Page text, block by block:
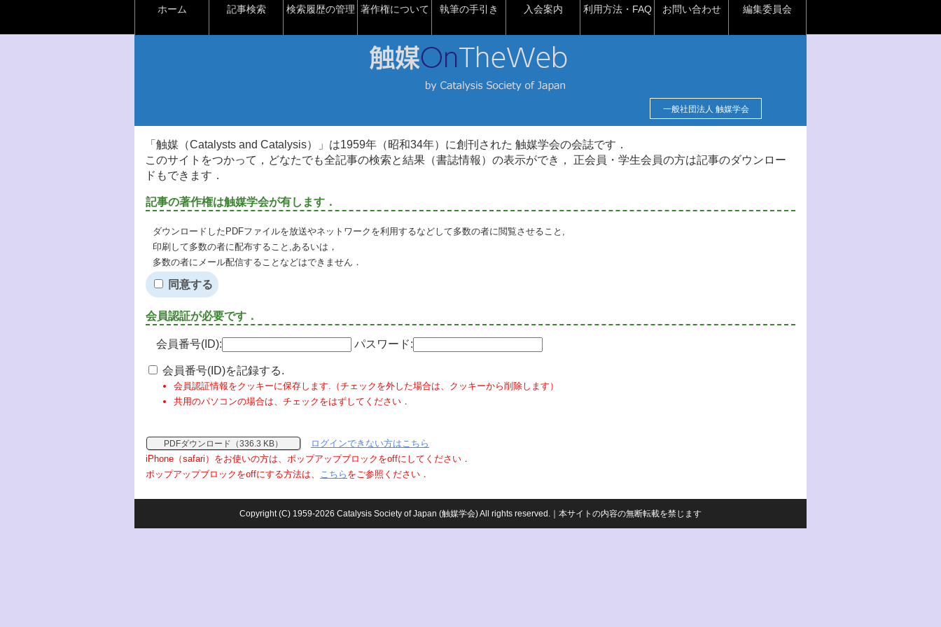
ホーム 記事検索 検索履歴の管理 著作権について 執筆の手引き 入会案内 利用方法・FAQ お問い合わせ 編集委員会
一般社団法人 触媒学会
「触媒（Catalysts and Catalysis）」は1959年（昭和34年）に創刊された 触媒学会の会誌です．
このサイトをつかって，どなたでも全記事の検索と結果（書誌情報）の表示ができ， 正会員・学生会員の方は記事のダウンロー
ドもできます．
記事の著作権は触媒学会が有します．
ダウンロードしたPDFファイルを放送やネットワークを利用するなどして多数の者に閲覧させること,
印刷して多数の者に配布すること,あるいは，
多数の者にメール配信することなどはできません．
同意する
会員認証が必要です．
会員番号(ID): パスワード:
会員番号(ID)を記録する.
会員認証情報をクッキーに保存します.（チェックを外した場合は、クッキーから削除します）
共用のパソコンの場合は、チェックをはずしてください．
PDFダウンロード（336.3 KB）
ログインできない方はこちら
iPhone（safari）をお使いの方は、ポップアップブロックをoffにしてください．
ポップアップブロックをoffにする方法は、 こちら をご参照ください．
Copyright (C) 1959-2026 Catalysis Society of Japan (触媒学会) All rights reserved.｜本サイトの内容の無断転載を禁じます